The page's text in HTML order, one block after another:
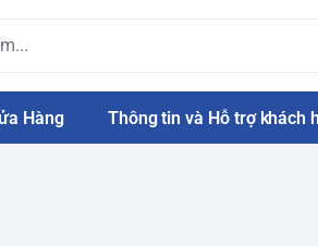
Hàng Thông tin và Hỗ trợ khách